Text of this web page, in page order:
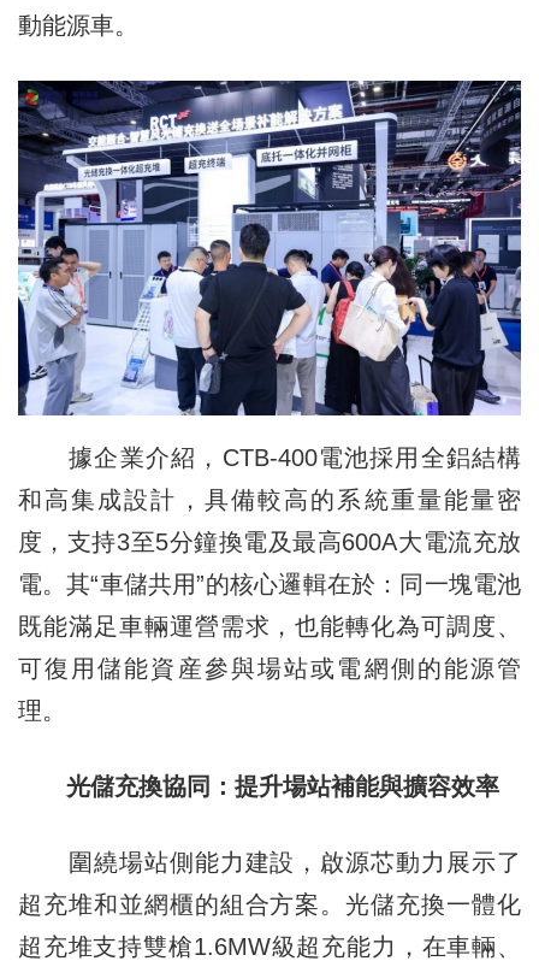
動能源車。
據企業介紹，CTB-400電池採用全鋁結構
和高集成設計，具備較高的系統重量能量密
度，支持3至5分鐘換電及最高600A大電流充放
電。其“車儲共用”的核心邏輯在於：同一塊電池
既能滿足車輛運營需求，也能轉化為可調度、
可復用儲能資産參與場站或電網側的能源管
理。
光儲充換協同：提升場站補能與擴容效率
圍繞場站側能力建設，啟源芯動力展示了
超充堆和並網櫃的組合方案。光儲充換一體化
超充堆支持雙槍1.6MW級超充能力，在車輛、